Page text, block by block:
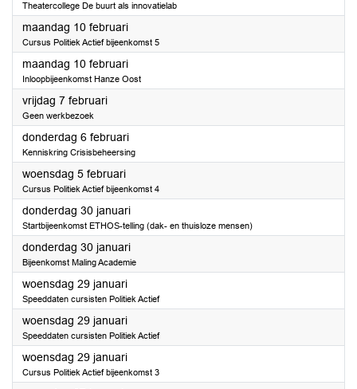
Theatercollege De buurt als innovatielab
maandag 10 februari2025
Cursus Politiek Actief bijeenkomst 5
maandag 10 februari2025
Inloopbijeenkomst Hanze Oost
vrijdag 7 februari2025
Geen werkbezoek
donderdag 6 februari2025
Kenniskring Crisisbeheersing
woensdag 5 februari2025
Cursus Politiek Actief bijeenkomst 4
donderdag 30 januari2025
Startbijeenkomst ETHOS-telling (dak- en thuisloze mensen)
donderdag 30 januari2025
Bijeenkomst Maling Academie
woensdag 29 januari2025
Speeddaten cursisten Politiek Actief
woensdag 29 januari2025
Speeddaten cursisten Politiek Actief
woensdag 29 januari2025
Cursus Politiek Actief bijeenkomst 3